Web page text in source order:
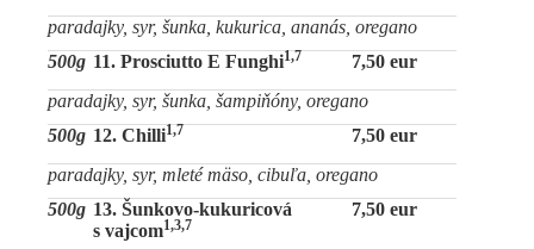
paradajky, syr, šunka, kukurica, ananás, oregano
500g 11. Prosciutto E Funghi1,7
7,50 eur
paradajky, syr, šunka, šampiňóny, oregano
500g 12. Chilli1,7
7,50 eur
paradajky, syr, mleté mäso, cibuľa, oregano
500g 13. Šunkovo-kukuricová
s vajcom1,3,7
7,50 eur